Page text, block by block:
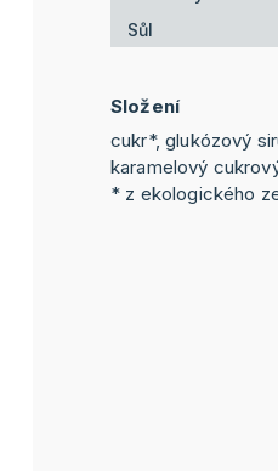
Sůl
Složení
cukr*, glukózový
karamelový
* z ekologického